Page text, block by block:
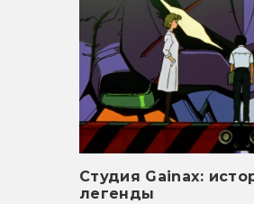
Студия Gainax:
легенды